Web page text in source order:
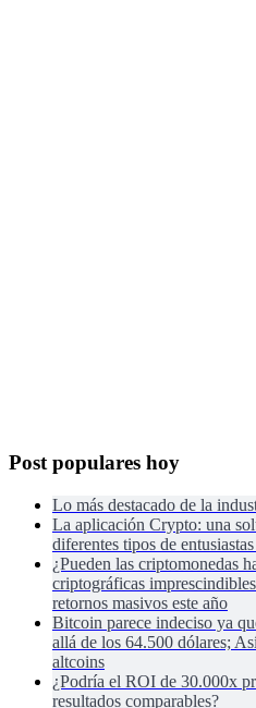
Post populares hoy
Lo más destacado de la
La aplicación Crypto: una
diferentes tipos de
¿Pueden las criptomonedas
criptográficas
retornos masivos este año
Bitcoin parece indeciso ya
allá de los 64.500 dólares;
altcoins
¿Podría el ROI de 30.000x
resultados comparables?